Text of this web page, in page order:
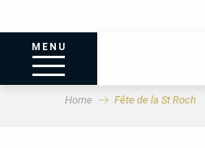
MENU
Home Fête de la St Roch